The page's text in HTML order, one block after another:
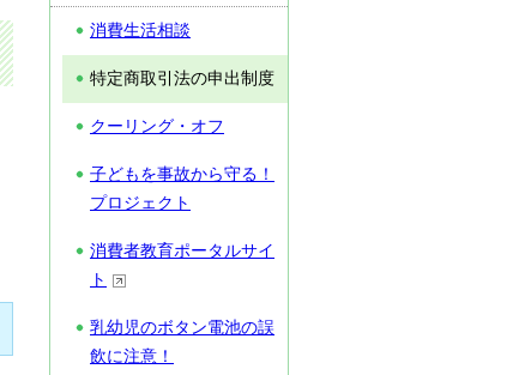
消費生活相談
特定商取引法の申出制度
クーリング・オフ
子どもを事故から守る！
プロジェクト
消費者教育ポータルサイ
ト
乳幼児のボタン電池の誤
飲に注意！